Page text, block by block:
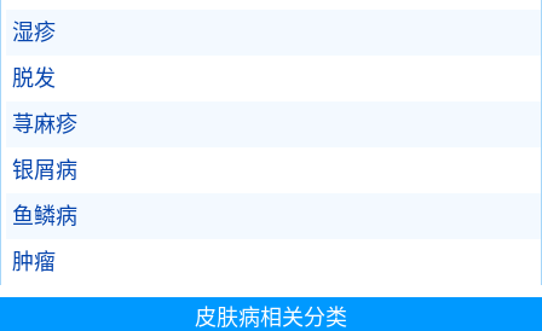
湿疹
脱发
荨麻疹
银屑病
鱼鳞病
肿瘤
皮肤病相关分类